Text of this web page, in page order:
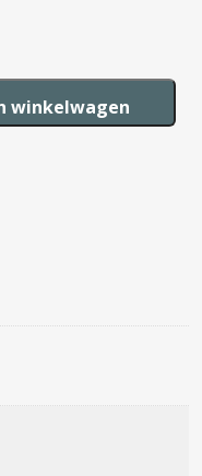
winkelwagen